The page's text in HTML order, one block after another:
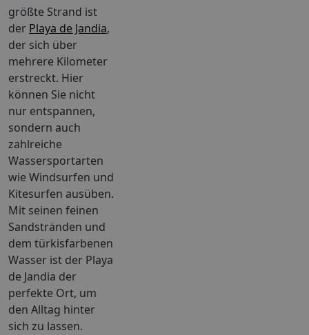
größte Strand ist
der Playa de Jandia,
der sich über
mehrere Kilometer
erstreckt. Hier
können Sie nicht
nur entspannen,
sondern auch
zahlreiche
Wassersportarten
wie Windsurfen und
Kitesurfen ausüben.
Mit seinen feinen
Sandstränden und
dem türkisfarbenen
Wasser ist der Playa
de Jandia der
perfekte Ort, um
den Alltag hinter
sich zu lassen.